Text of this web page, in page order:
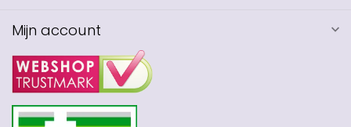
Mijn account